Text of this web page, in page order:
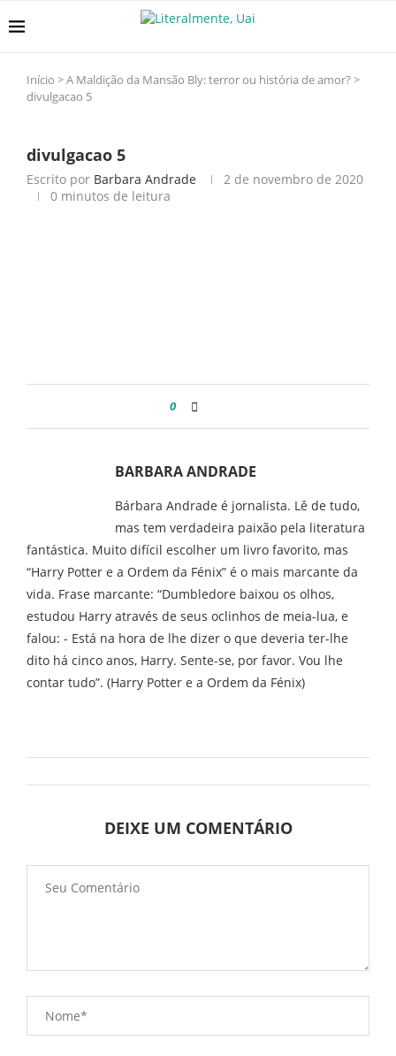
Início >A Maldição da Mansão Bly: terror ou história de amor? >
divulgacao 5
divulgacao 5
Escrito por Barbara Andrade
2 de novembro de 2020
0 minutos de leitura
0
BARBARA ANDRADE
Bárbara Andrade é jornalista. Lê de tudo,
mas tem verdadeira paixão pela literatura
fantástica. Muito difícil escolher um livro favorito, mas
“Harry Potter e a Ordem da Fénix” é o mais marcante da
vida. Frase marcante: “Dumbledore baixou os olhos,
estudou Harry através de seus oclinhos de meia-lua, e
falou: - Está na hora de lhe dizer o que deveria ter-lhe
dito há cinco anos, Harry. Sente-se, por favor. Vou lhe
contar tudo”. (Harry Potter e a Ordem da Fénix)
DEIXE UM COMENTÁRIO